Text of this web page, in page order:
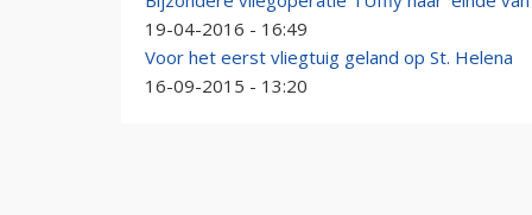
19-04-2016 - 16:49
Voor het eerst vliegtuig geland op St. Helena
16-09-2015 - 13:20